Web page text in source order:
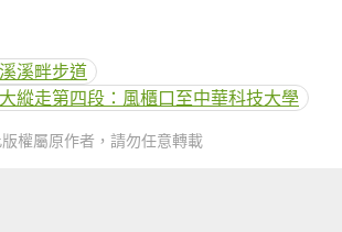
溪畔步道
縱走第四段：風櫃口至中華科技大學
權屬原作者，請勿任意轉載